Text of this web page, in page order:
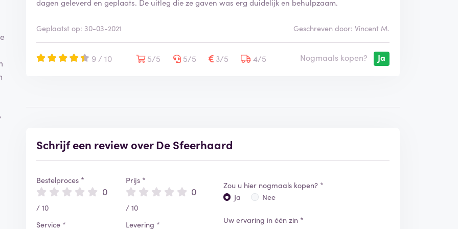
dagen geleverd en geplaats. De uitleg die ze gaven was erg duidelijk en behulpzaam.
Geplaatst op: 30-03-2021 Geschreven door: Vincent M.
9 / 10 5/5 5/5 3/5 4/5 Nogmaals kopen? Ja
Schrijf een review over De Sfeerhaard
Bestelproces *
0
/ 10
Service *
Prijs *
0
/ 10
Levering *
Zou u hier nogmaals kopen? *
Ja
Nee
Uw ervaring in één zin *